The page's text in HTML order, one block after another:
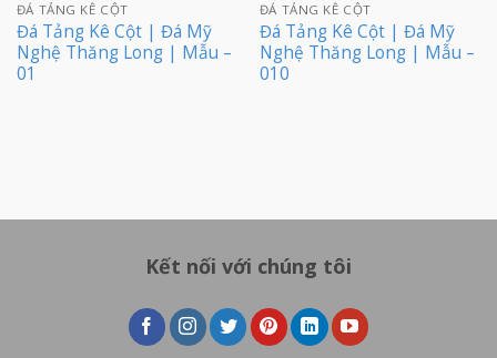
ĐÁ TẢNG KÊ CỘT
Đá Tảng Kê Cột | Đá Mỹ
Nghệ Thăng Long | Mẫu –
01
ĐÁ TẢNG KÊ CỘT
Đá Tảng Kê Cột | Đá Mỹ
Nghệ Thăng Long | Mẫu –
010
Kết nối với chúng tôi